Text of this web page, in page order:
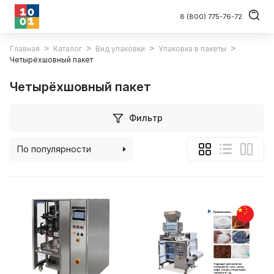
8 (800) 775-76-72
Главная Каталог Вид упаковки
Упаковка в пакеты
Четырёхшовный пакет
Четырёхшовный пакет
Фильтр
По популярности
По цене (возрастанию)
По цене (убыванию)